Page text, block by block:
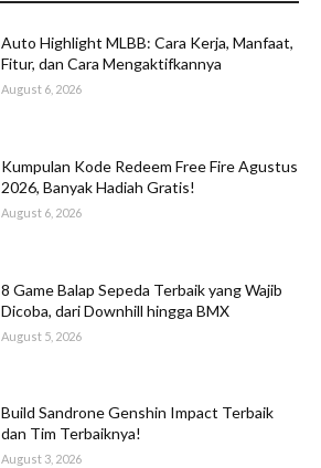
Auto Highlight MLBB: Cara Kerja, Manfaat,
Fitur, dan Cara Mengaktifkannya
August 6, 2026
Kumpulan Kode Redeem Free Fire Agustus
2026, Banyak Hadiah Gratis!
August 6, 2026
8 Game Balap Sepeda Terbaik yang Wajib
Dicoba, dari Downhill hingga BMX
August 5, 2026
Build Sandrone Genshin Impact Terbaik
dan Tim Terbaiknya!
August 3, 2026